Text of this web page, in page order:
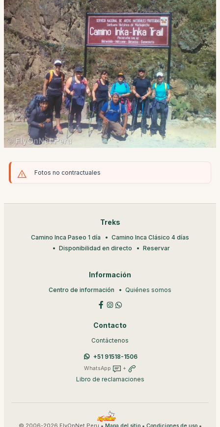
Fotos no contractuales
Treks
Camino Inca Paseo 1 día
Camino Inca Clásico 4 días
Disponibilidad en directo
Reservar
Información
Centro de información Quiénes somos
Contacto
Contáctenos
+51 91518-1506
WhatsApp +
Libro de reclamaciones
© 2006-2026 FlyOnNet Peru • • •